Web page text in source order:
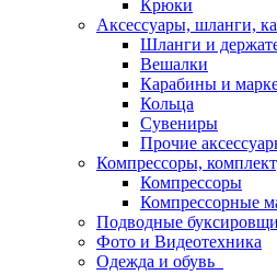
Крюки
Аксессуары, шланги,
Шланги и
Вешалки
Карабины и
Кольца
Сувениры
Прочие
Компрессоры,
Компрессоры
Компрессорные
Подводные
Фото и Видеотехника
Одежда и обувь